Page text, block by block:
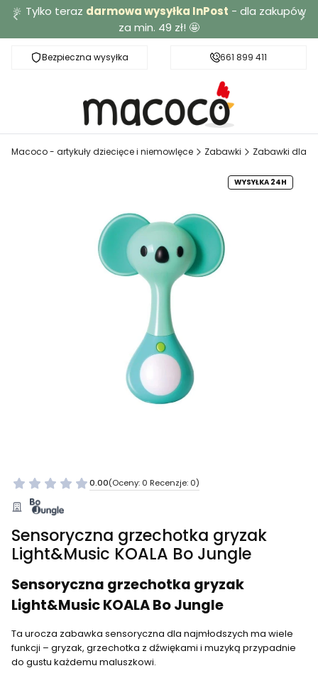
🔆 Tylko teraz darmowa wysyłka InPost - dla zakupów
za min. 49 zł! 🤩
Bezpieczna wysyłka Darmowa dostawa od 49 zł
661 899 411
Macoco - artykuły dziecięce i niemowlęce Zabawki Zabawki dla
WYSYŁKA 24H
0.00(Oceny: 0 Recenzje: 0)
Sensoryczna grzechotka gryzak
Light&Music KOALA Bo Jungle
Sensoryczna grzechotka gryzak
Light&Music KOALA Bo Jungle
Ta urocza zabawka sensoryczna dla najmłodszych ma wiele
funkcji – gryzak, grzechotka z dźwiękami i muzyką przypadnie
do gustu każdemu maluszkowi.